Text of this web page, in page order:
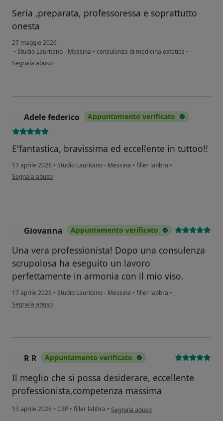
Seria ,preparata, professoressa e soprattutto
onesta
27 maggio 2026
• Studio Lauritano - Messina • consulenza di medicina estetica •
secondo l'opinione dell'utente Marika
Segnala abuso
Adele federico Appuntamento verificato
E'fantastica, bravissima ed eccellente in tuttoo!!
17 aprile 2026 • Studio Lauritano - Messina • filler labbra •
secondo l'opinione dell'utente Adele federico
Segnala abuso
Giovanna Appuntamento verificato
Una vera professionista! Dopo una consulenza
scrupolosa ha eseguito un lavoro
perfettamente in armonia con il mio viso.
17 aprile 2026 • Studio Lauritano - Messina • filler labbra •
secondo l'opinione dell'utente Giovanna
Segnala abuso
R R Appuntamento verificato
Il meglio che si possa desiderare, eccellente
professionista,competenza massima
13 aprile 2026 • C3P • filler labbra • secondo l'opinione dell'utente R R
Segnala abuso